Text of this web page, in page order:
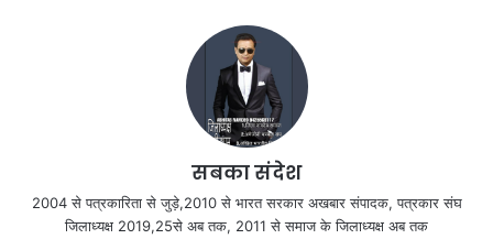
सबका संदेश
2004 से पत्रकारिता से जुड़े,2010 से भारत सरकार अखबार संपादक, पत्रकार संघ
जिलाध्यक्ष 2019,25से अब तक, 2011 से समाज के जिलाध्यक्ष अब तक